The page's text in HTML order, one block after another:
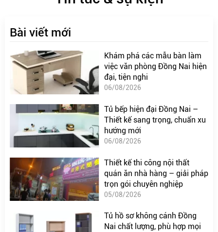
Bài viết mới
Khám phá các mẫu bàn làm
việc văn phòng Đồng Nai hiện
đại, tiện nghi
06/08/2026
Tủ bếp hiện đại Đồng Nai –
Thiết kế sang trọng, chuẩn xu
hướng mới
06/08/2026
Thiết kế thi công nội thất
quán ăn nhà hàng – giải pháp
trọn gói chuyên nghiệp
05/08/2026
Tủ hồ sơ không cánh Đồng
Nai chất lượng, phù hợp mọi